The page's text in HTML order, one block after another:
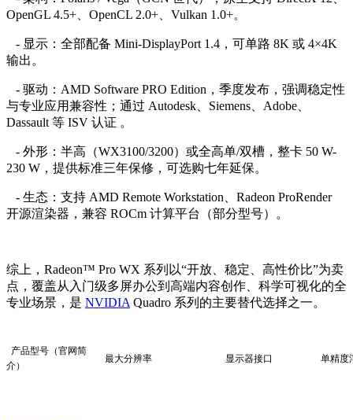
OpenGL 4.5+、OpenCL 2.0+、Vulkan 1.0+。
- 显示：全部配备 Mini-DisplayPort 1.4，可单路 8K 或 4×4K
输出。
- 驱动：AMD Software PRO Edition，季度发布，强调稳定性
与专业应用兼容性；通过 Autodesk、Siemens、Adobe、
Dassault 等 ISV 认证 。
- 外形：半高（WX3100/3200）或全高单/双槽，整卡 50 W-
230 W，提供标准三年保修，可选购七年延保。
- 生态：支持 AMD Remote Workstation、Radeon ProRender
开源渲染器，兼容 ROCm 计算平台（部分型号）。
综上，Radeon™ Pro WX 系列以“开放、稳定、高性价比”为卖
点，覆盖从入门级多屏办公到高端内容创作、科学可视化的全
专业场景，是 NVIDIA Quadro 系列的主要替代选择之一。
产品型号（官网简
介）
最大分辨率 显示器接口 单精度